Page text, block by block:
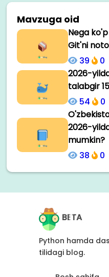
Mavzuga oid
Nega
Git'ni
39
0
2026-
talabgir
54
0
2026-
mumkin?
38
0
BETA
Python hamda
tilidagi blog.